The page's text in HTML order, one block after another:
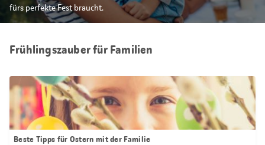
fürs perfekte Fest braucht.
Frühlingszauber für Familien
Beste Tipps für Ostern mit der Familie